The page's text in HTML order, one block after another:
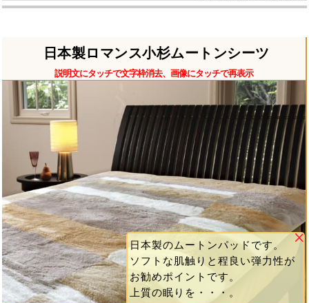
日本製ロマンス小杉ムートンシーツ
説明文にタッチで文字枠消去、画像にタッチで再表示
日本製のムートンパッドです。
ソフトな肌触りと程良い弾力性が
お勧めポイントです。
上質の眠りを・・・。